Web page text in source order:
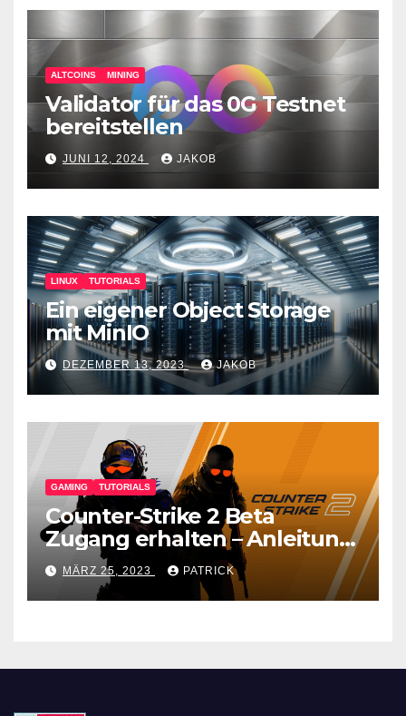
ALTCOINS MINING
Validator für das 0G Testnet
bereitstellen
JUNI 12, 2024 JAKOB
LINUX TUTORIALS
Ein eigener Object Storage
mit MinIO
DEZEMBER 13, 2023 JAKOB
GAMING TUTORIALS
Counter-Strike 2 Beta
Zugang erhalten – Anleitung
für den CS GO Nachfolger
MÄRZ 25, 2023 PATRICK